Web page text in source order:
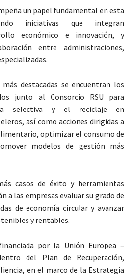
un papel fundamental en esta
iniciativas que integran
económico e innovación, y
entre administraciones,
destacadas se encuentran los
junto al Consorcio RSU para
selectiva y el reciclaje en
así como acciones dirigidas a
optimizar el consumo de
modelos de gestión más
casos de éxito y herramientas
a las empresas evaluar su grado de
de economía circular y avanzar
y rentables.
por la Unión Europea –
del Plan de Recuperación,
en el marco de la Estrategia